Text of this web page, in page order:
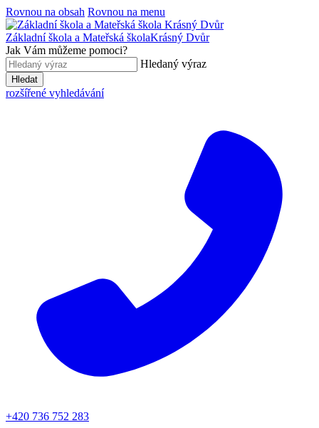
Rovnou na obsah Rovnou na menu
Základní škola a Mateřská školaKrásný Dvůr
Jak Vám můžeme pomoci?
Hledaný výraz
Hledat
rozšířené vyhledávání
+420 736 752 283